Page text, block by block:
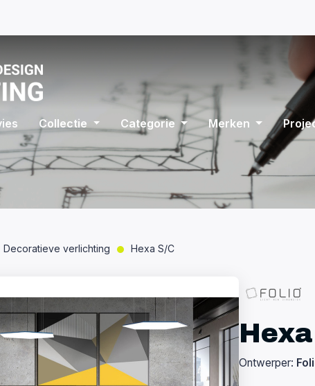
Collectie Categorie Merken
Decoratieve verlichting Hexa S/C
Ontwerper: